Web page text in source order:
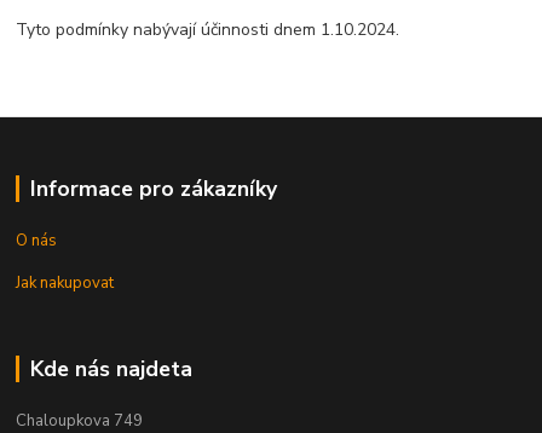
Tyto podmínky nabývají účinnosti dnem 1.10.2024.
Informace pro zákazníky
O nás
Jak nakupovat
Kde nás najdeta
Chaloupkova 749